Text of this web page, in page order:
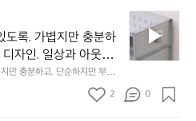
중
인
차
안
서
도
중에서도 슬림함에 철
도와 넉넉한 수납력을
얇게 설계했습니다.
손으로 만져보며 경험
한 수납력을 해치치 않는 선에
인과 사용감은, 꼭 직접 손으로
0
년
이
넘
군
도록. 가볍지만 충분하
자인. 일상과 아웃도
는 RIDGE MOUNTAIN
요.
만 충분하고, 단순하지만 부족하
자연스럽게 이어주는 RIDGE M
요.
필
요
한
것
오
2 0